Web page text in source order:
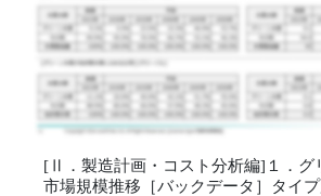
[Ⅱ．製造計画・コスト分析編]１．グ
市場規模推移［バックデータ］タイ